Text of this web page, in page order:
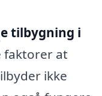
tilbygning i
faktorer at
ikke